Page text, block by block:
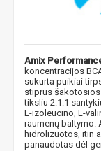
Amix
koncentracijos
sukurta puikiai
stiprus
tiksliu 2:1:1
L-izoleucino, L-
raumenų baltymo.
hidrolizuotos, itin
panaudotas dėl